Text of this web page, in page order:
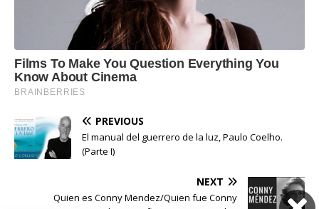
PREVIOUS
El manual del guerrero de la luz, Paulo Coelho.
(Parte I)
NEXT
Quien es Conny Mendez/Quien fue Conny